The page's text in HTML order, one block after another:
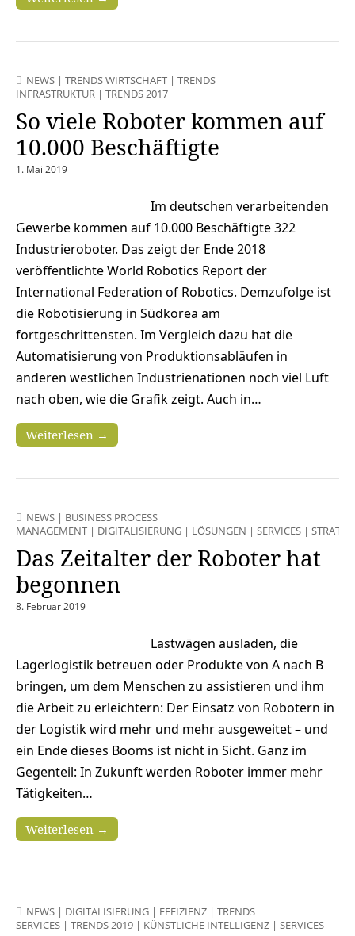
NEWS | TRENDS WIRTSCHAFT | TRENDS
INFRASTRUKTUR | TRENDS 2017
So viele Roboter kommen auf
10.000 Beschäftigte
1. Mai 2019
Im deutschen verarbeitenden
Gewerbe kommen auf 10.000 Beschäftigte 322
Industrieroboter. Das zeigt der Ende 2018
veröffentlichte World Robotics Report der
International Federation of Robotics. Demzufolge ist
die Robotisierung in Südkorea am
fortgeschrittensten. Im Vergleich dazu hat die
Automatisierung von Produktionsabläufen in
anderen westlichen Industrienationen noch viel Luft
nach oben, wie die Grafik zeigt. Auch in…
Weiterlesen →
NEWS | BUSINESS PROCESS
MANAGEMENT | DIGITALISIERUNG | LÖSUNGEN | SERVICES |
Das Zeitalter der Roboter hat
begonnen
8. Februar 2019
Lastwägen ausladen, die
Lagerlogistik betreuen oder Produkte von A nach B
bringen, um dem Menschen zu assistieren und ihm
die Arbeit zu erleichtern: Der Einsatz von Robotern in
der Logistik wird mehr und mehr ausgeweitet – und
ein Ende dieses Booms ist nicht in Sicht. Ganz im
Gegenteil: In Zukunft werden Roboter immer mehr
Tätigkeiten…
Weiterlesen →
NEWS | DIGITALISIERUNG | EFFIZIENZ | TRENDS
SERVICES | TRENDS 2019 | KÜNSTLICHE INTELLIGENZ | SERVICES